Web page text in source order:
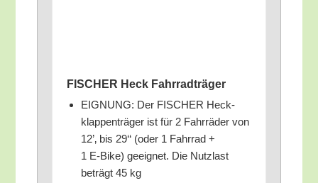
FISCHER Heck Fahrradträger
EIGNUNG: Der FISCHER Heck­
klap­pen­trä­ger ist für 2 Fahr­rä­der von
12’‚ bis 29‘‘ (oder 1 Fahr­rad +
1 E‑Bike) geeig­net. Die Nutz­last
beträgt 45 kg